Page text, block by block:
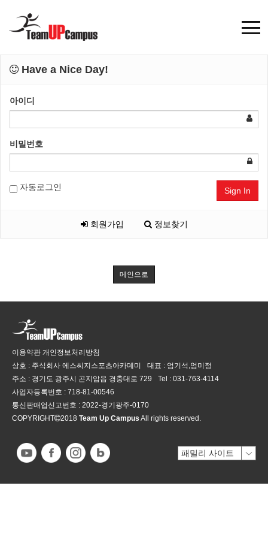
Have a Nice Day!
아이디
비밀번호
자동로그인 Sign In
회원가입 정보찾기
메인으로
이용약관 개인정보처리방침
상호 : 주식회사 에스씨지스포츠아카데미
대표 : 엄기석,엄미정
주소 : 경기도 광주시 곤지암읍 경충대로 729
Tel : 031-763-4114
사업자등록번호 : 718-81-00546
통신판매업신고번호 : 2022-경기광주-0170
COPYRIGHT
2018 Team Up Campus All rights reserved.